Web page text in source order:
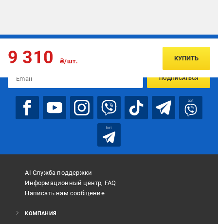
9 310 ₴/шт. КУПИТЬ
Подписывайтесь, чтобы узнавать первым об акцияx и
ПОДПИСАТЬСЯ
bot
bot
AI Служба поддержки
Информационный центр, FAQ
Написать нам сообщение
КОМПАНИЯ